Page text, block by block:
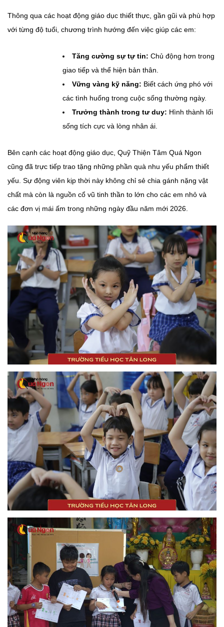
Thông qua các hoạt động giáo dục thiết thực, gần gũi và phù hợp
với từng độ tuổi, chương trình hướng đến việc giúp các em:
Tăng cường sự tự tin: Chủ động hơn trong
giao tiếp và thể hiện bản thân.
Vững vàng kỹ năng: Biết cách ứng phó với
các tình huống trong cuộc sống thường ngày.
Trưởng thành trong tư duy: Hình thành lối
sống tích cực và lòng nhân ái.
Bên cạnh các hoạt động giáo dục, Quỹ Thiện Tâm Quá Ngon
cũng đã trực tiếp trao tặng những phần quà nhu yếu phẩm thiết
yếu. Sự động viên kịp thời này không chỉ sẻ chia gánh nặng vật
chất mà còn là nguồn cổ vũ tinh thần to lớn cho các em nhỏ và
các đơn vị mái ấm trong những ngày đầu năm mới 2026.